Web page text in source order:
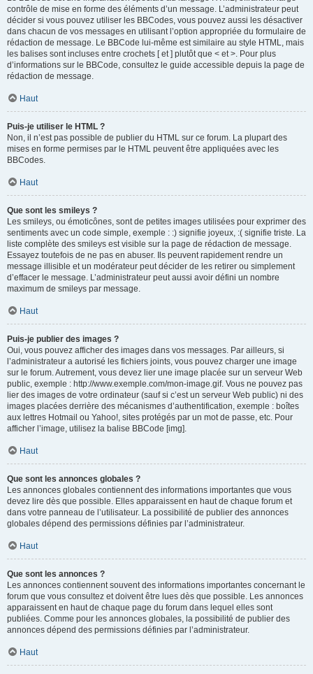
contrôle de mise en forme des éléments d’un message. L’administrateur peut
décider si vous pouvez utiliser les BBCodes, vous pouvez aussi les désactiver
dans chacun de vos messages en utilisant l’option appropriée du formulaire de
rédaction de message. Le BBCode lui-même est similaire au style HTML, mais
les balises sont incluses entre crochets [ et ] plutôt que < et >. Pour plus
d’informations sur le BBCode, consultez le guide accessible depuis la page de
rédaction de message.
Haut
Puis-je utiliser le HTML ?
Non, il n’est pas possible de publier du HTML sur ce forum. La plupart des
mises en forme permises par le HTML peuvent être appliquées avec les
BBCodes.
Haut
Que sont les smileys ?
Les smileys, ou émoticônes, sont de petites images utilisées pour exprimer des
sentiments avec un code simple, exemple : :) signifie joyeux, :( signifie triste. La
liste complète des smileys est visible sur la page de rédaction de message.
Essayez toutefois de ne pas en abuser. Ils peuvent rapidement rendre un
message illisible et un modérateur peut décider de les retirer ou simplement
d’effacer le message. L’administrateur peut aussi avoir défini un nombre
maximum de smileys par message.
Haut
Puis-je publier des images ?
Oui, vous pouvez afficher des images dans vos messages. Par ailleurs, si
l’administrateur a autorisé les fichiers joints, vous pouvez charger une image
sur le forum. Autrement, vous devez lier une image placée sur un serveur Web
public, exemple : http://www.exemple.com/mon-image.gif. Vous ne pouvez pas
lier des images de votre ordinateur (sauf si c’est un serveur Web public) ni des
images placées derrière des mécanismes d’authentification, exemple : boîtes
aux lettres Hotmail ou Yahoo!, sites protégés par un mot de passe, etc. Pour
afficher l’image, utilisez la balise BBCode [img].
Haut
Que sont les annonces globales ?
Les annonces globales contiennent des informations importantes que vous
devez lire dès que possible. Elles apparaissent en haut de chaque forum et
dans votre panneau de l’utilisateur. La possibilité de publier des annonces
globales dépend des permissions définies par l’administrateur.
Haut
Que sont les annonces ?
Les annonces contiennent souvent des informations importantes concernant le
forum que vous consultez et doivent être lues dès que possible. Les annonces
apparaissent en haut de chaque page du forum dans lequel elles sont
publiées. Comme pour les annonces globales, la possibilité de publier des
annonces dépend des permissions définies par l’administrateur.
Haut